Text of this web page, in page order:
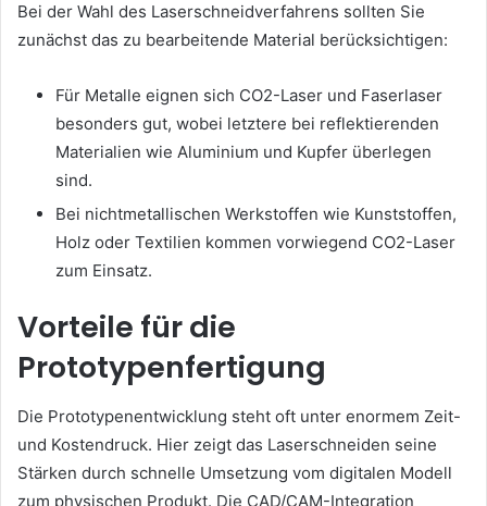
Bei der Wahl des Laserschneidverfahrens sollten Sie
zunächst das zu bearbeitende Material berücksichtigen:
Für Metalle eignen sich CO2-Laser und Faserlaser
besonders gut, wobei letztere bei reflektierenden
Materialien wie Aluminium und Kupfer überlegen
sind.
Bei nichtmetallischen Werkstoffen wie Kunststoffen,
Holz oder Textilien kommen vorwiegend CO2-Laser
zum Einsatz.
Vorteile für die
Prototypenfertigung
Die Prototypenentwicklung steht oft unter enormem Zeit-
und Kostendruck. Hier zeigt das Laserschneiden seine
Stärken durch schnelle Umsetzung vom digitalen Modell
zum physischen Produkt. Die CAD/CAM-Integration